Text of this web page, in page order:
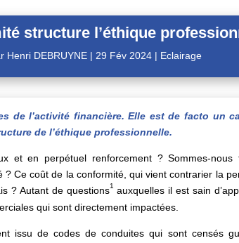
structure l’éthique
Henri DEBRUYNE | 29 Fév 2024 | Eclairage
de l’activité financière. Elle est de facto un
de l’éthique professionnelle.
et en perpétuel renforcement ? Sommes-
? Ce coût de la conformité, qui vient contrarier la
? Autant de questions1 auxquelles il est sain
qui sont directement impactées.
issu de codes de conduites qui sont censés